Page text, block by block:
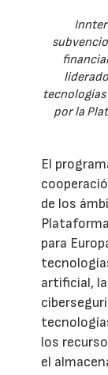
por la
El
de los
para
artificial,
los
el